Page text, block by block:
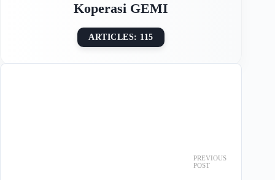
Koperasi GEMI
ARTICLES: 115
PREVIOUS
POST